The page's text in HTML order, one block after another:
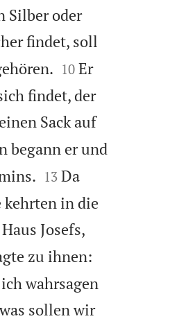
Silber oder
findet, soll

10 Er
findet, der
Sack auf
begann er und

13 Da
kehrten in die
Josefs,
zu ihnen:
wahrsagen
sollen wir